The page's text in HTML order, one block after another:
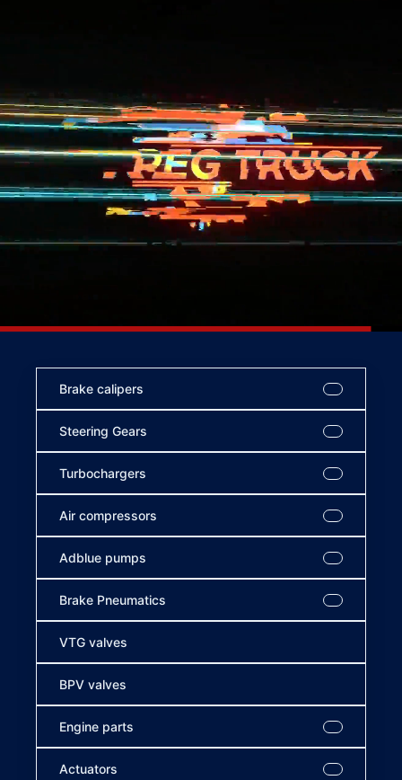
Brake calipers
Steering Gears
Turbochargers
Air compressors
Adblue pumps
Brake Pneumatics
VTG valves
BPV valves
Engine parts
Actuators